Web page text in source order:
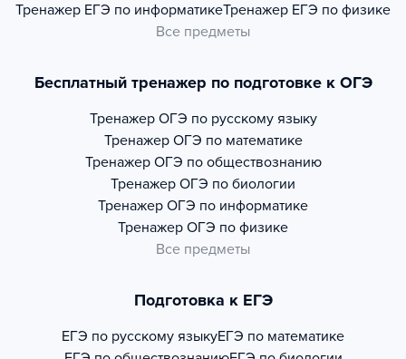
Тренажер ЕГЭ по информатикеТренажер ЕГЭ по физике
Все предметы
Бесплатный тренажер по подготовке к ОГЭ
Тренажер ОГЭ по русскому языку
Тренажер ОГЭ по математике
Тренажер ОГЭ по обществознанию
Тренажер ОГЭ по биологии
Тренажер ОГЭ по информатике
Тренажер ОГЭ по физике
Все предметы
Подготовка к ЕГЭ
ЕГЭ по русскому языкуЕГЭ по математике